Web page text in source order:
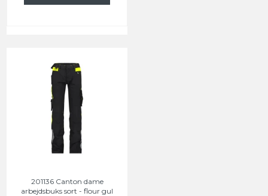
201136 Canton dame
arbejdsbuks sort - flour gul